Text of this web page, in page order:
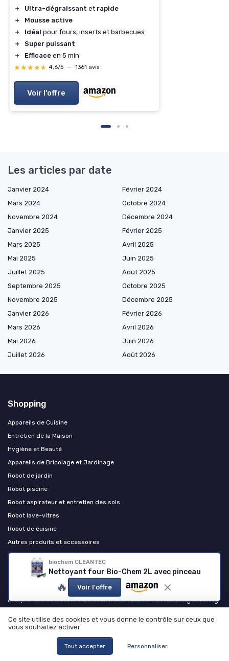
＋ Ultra-dégraissant et rapide
＋
Mousse active
＋
Idéal pour fours, inserts et barbecues
＋
Super puissant
＋
Efficace en 5 min
★★★★★
★★★★★ 4,6/5 — 1361 avis
Voir l'offre
biochem CLEANTEC
Nettoyant four Bio-Chem 2L avec pinceau
🔥 Voir l'offre
Les articles par date
Janvier 2024
Février 2024
Mars 2024
Octobre 2024
Novembre 2024
Décembre 2024
Janvier 2025
Février 2025
Mars 2025
Avril 2025
Mai 2025
Juin 2025
Juillet 2025
Août 2025
Septembre 2025
Octobre 2025
Novembre 2025
Décembre 2025
Janvier 2026
Février 2026
Mars 2026
Avril 2026
Mai 2026
Juin 2026
Juillet 2026
Août 2026
Shopping
Appareils de Cuisine
Entretien de la Maison
Hygiène et Beauté
Appareils de Bricolage et Jardinage
Robot de jardin
Robot piscine
Robot aspirateur et entretien des sols
Robot lave-vitres
Robot de cuisine
Autres produits et accessoires
Chauffage et confort thermique
Les plus lus
Comprendre et résoudre les codes d'erreur de votre lave-linge Valberg
Que penser de l'airfryer Silvercrest ?
Téléchargez gratuitement le livre de recettes pour airfryer Philips en
Ce site utilise des cookies et vous donne le contrôle sur ceux que
vous souhaitez activer
Tout accepter Personnaliser